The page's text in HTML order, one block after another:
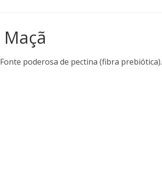
Maçã
Fonte poderosa de pectina (fibra prebiótica).